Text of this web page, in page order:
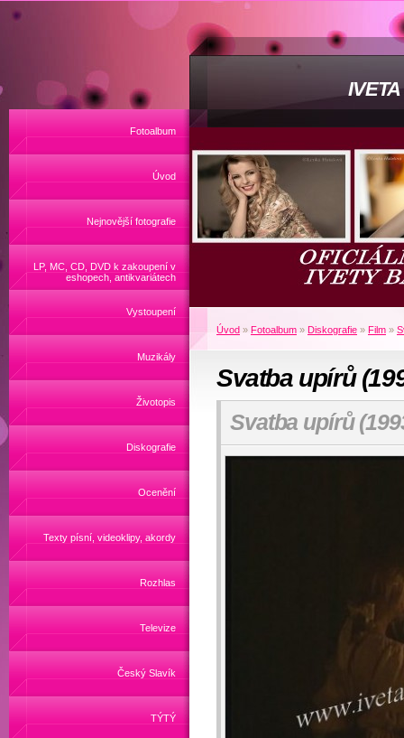
Fotoalbum
Úvod
Nejnovější fotografie
LP, MC, CD, DVD k zakoupení v
eshopech, antikvariátech
Vystoupení
Muzikály
Životopis
Diskografie
Ocenění
Texty písní, videoklipy, akordy
Rozhlas
Televize
Český Slavík
TÝTÝ
Úvod » Fotoalbum » Diskografie » Film »
Svatba upírů
Svatba upírů